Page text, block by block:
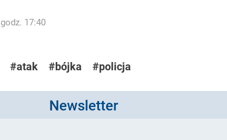
17:40
#atak #bójka #policja
Newsletter